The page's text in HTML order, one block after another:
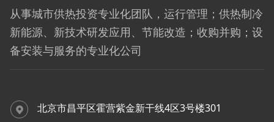
从事城市供热投资专业化团队，运行管理；供热制冷
新能源、新技术研发应用、节能改造；收购并购；设
备安装与服务的专业化公司
北京市昌平区霍营紫金新干线4区3号楼301